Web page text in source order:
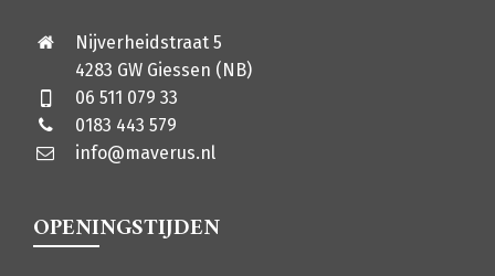
Nijverheidstraat 5
4283 GW Giessen (NB)
06 511 079 33
0183 443 579
info@maverus.nl
OPENINGSTIJDEN